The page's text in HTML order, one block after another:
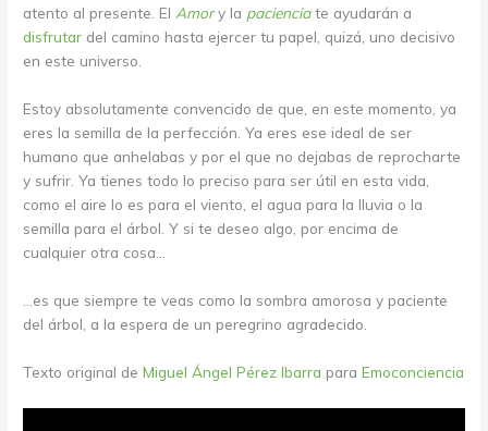
atento al presente. El Amory la pacienciate ayudarán a
disfrutar del camino hasta ejercer tu papel, quizá, uno decisivo
en este universo.
Estoy absolutamente convencido de que, en este momento, ya
eres la semilla de la perfección. Ya eres ese ideal de ser
humano que anhelabas y por el que no dejabas de reprocharte
y sufrir. Ya tienes todo lo preciso para ser útil en esta vida,
como el aire lo es para el viento, el agua para la lluvia o la
semilla para el árbol. Y si te deseo algo, por encima de
cualquier otra cosa…
…es que siempre te veas como la sombra amorosa y paciente
del árbol, a la espera de un peregrino agradecido.
Texto original deMiguel Ángel Pérez Ibarra paraEmoconciencia